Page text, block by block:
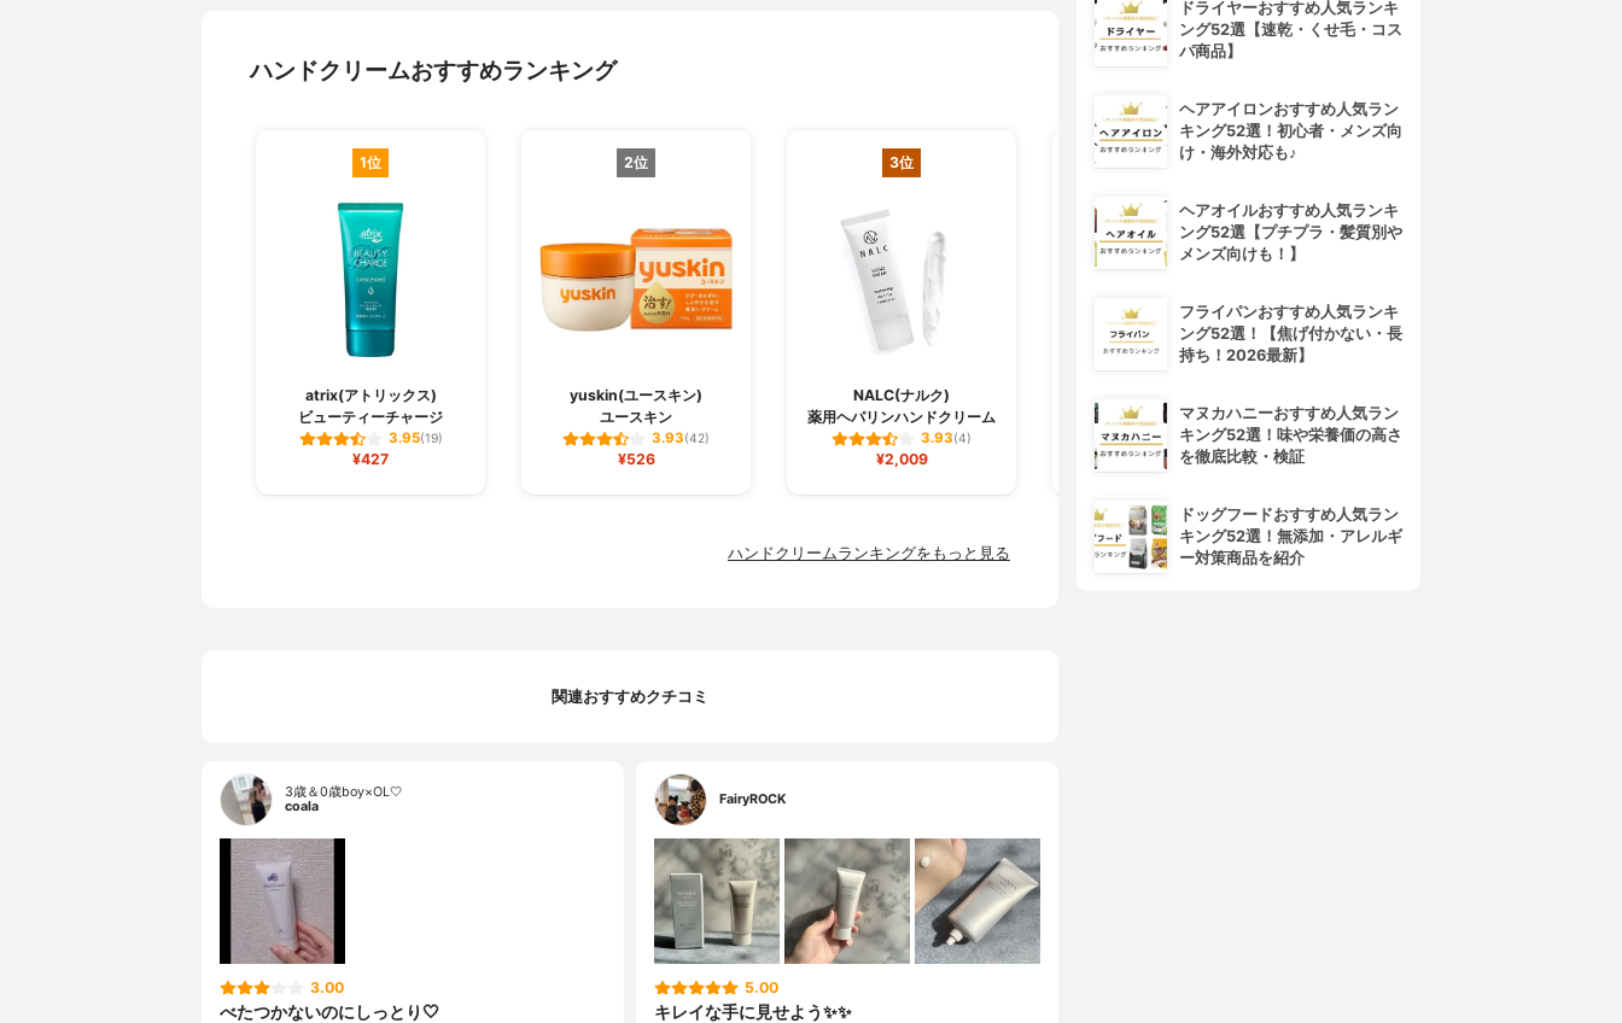
ハンドクリームおすすめランキング
1位
atrix(アトリックス)
ビューティーチャージ
3.95(19)
¥427
2位
yuskin(ユースキン)
ユースキン
3.93(42)
¥526
3位
NALC(ナルク)
薬用ヘパリンハンドクリーム
3.93(4)
¥2,009
シロジャム
3.92(9)
¥1,980
シア ハンドクリーム
ハンドクリームランキングをもっと見る
関連おすすめクチコミ
3歳＆0歳boy×OL🤍
coala
3.00
べたつかないのにしっとり🤍
FairyROCK
5.00
キレイな手に見せよう✨✨
ドライヤーおすすめ人気ランキ
ング52選【速乾・くせ毛・コス
パ商品】
ヘアアイロンおすすめ人気ラン
キング52選！初心者・メンズ向
け・海外対応も♪
ヘアオイルおすすめ人気ランキ
ング52選【プチプラ・髪質別や
メンズ向けも！】
フライパンおすすめ人気ランキ
ング52選！【焦げ付かない・長
持ち！2026最新】
マヌカハニーおすすめ人気ラン
キング52選！味や栄養価の高さ
を徹底比較・検証
ドッグフードおすすめ人気ラン
キング52選！無添加・アレルギ
ー対策商品を紹介